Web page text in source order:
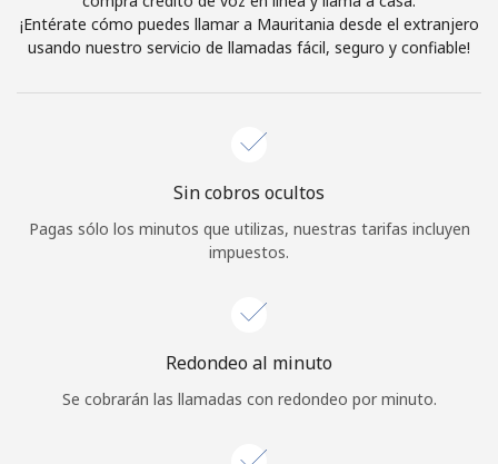
¡Hola!
Inicia sesión oREGÍSTRATE →
o
Continuar con
¡Entérate cómo puedes llamar a Mauritania desde el extranjero
usando nuestro servicio de llamadas fácil, seguro y confiable!
Sin cobros ocultos
Pagas sólo los minutos que utilizas, nuestras tarifas incluyen
impuestos.
Redondeo al minuto
Se cobrarán las llamadas con redondeo por minuto.